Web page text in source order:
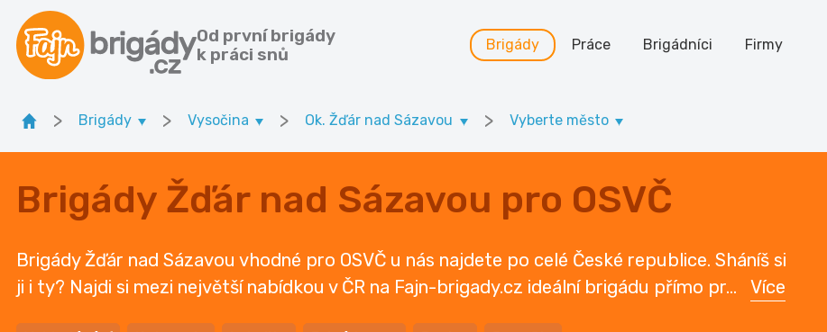
Od první brigády
k práci snů
Brigády Práce Brigádníci Firmy
> Brigády > Vysočina > Ok. Žďár nad Sázavou > Vyberte město
Brigády Žďár nad Sázavou pro OSVČ
Brigády Žďár nad Sázavou vhodné pro OSVČ u nás najdete po celé České republice. Sháníš si
ji i ty? Najdi si mezi největší nabídkou v ČR na Fajn-brigady.cz ideální brigádu přímo pr... Více